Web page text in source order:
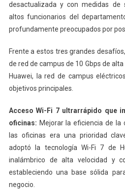
desactualizada y con medidas de
altos funcionarios del
profundamente preocupados por
Frente a estos tres grandes
de red de campus de 10 Gbps de
Huawei, la red de campus
objetivos principales.
Acceso Wi-Fi 7 ultrarrápido que
oficinas: Mejorar la eficiencia de la
las oficinas era una prioridad
adoptó la tecnología Wi-Fi 7 de
inalámbrico de alta velocidad y
estableciendo una base sólida
negocio.